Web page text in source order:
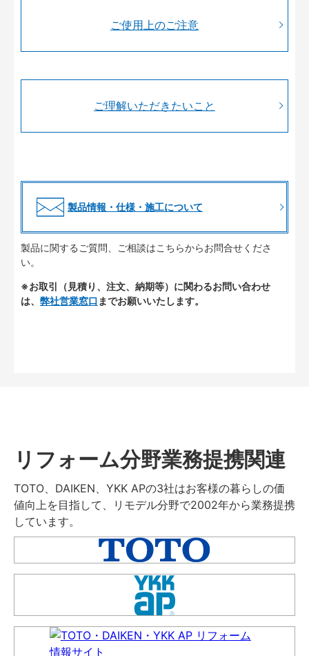
ご使用上のご注意
ご理解いただきたいこと
製品情報・仕様・施工について
製品に関するご質問、ご相談はこちらからお問合せくださ
い。
※お取引（見積り、注文、納期等）に関わるお問い合わせ
は、 弊社営業窓口 までお願いいたします。
リフォーム分野業務提携関連
TOTO、DAIKEN、YKK APの3社はお客様の暮らしの価
値向上を目指して、リモデル分野で2002年から業務提携
しています。